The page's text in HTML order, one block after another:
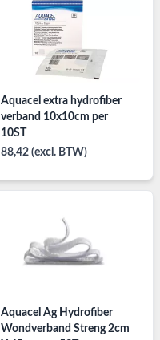
Aquacel extra hydrofiber
verband 10x10cm per
10ST
88,42 (excl. BTW)
Aquacel Ag Hydrofiber
Wondverband Streng 2cm